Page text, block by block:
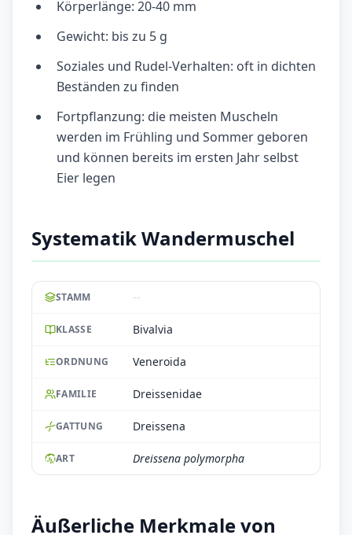
Körperlänge: 20-40 mm
Gewicht: bis zu 5 g
Soziales und Rudel-Verhalten: oft in dichten
Beständen zu finden
Fortpflanzung: die meisten Muscheln
werden im Frühling und Sommer geboren
und können bereits im ersten Jahr selbst
Eier legen
Systematik Wandermuschel
STAMM --
KLASSE Bivalvia
ORDNUNG Veneroida
FAMILIE Dreissenidae
GATTUNG Dreissena
ART Dreissena polymorpha
Äußerliche Merkmale von